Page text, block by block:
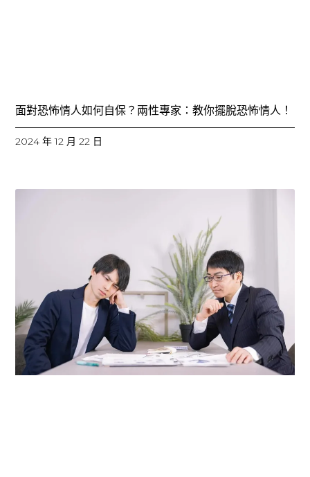
面對恐怖情人如何自保？兩性專家：教你擺脫恐怖情人！
2024 年 12 月 22 日